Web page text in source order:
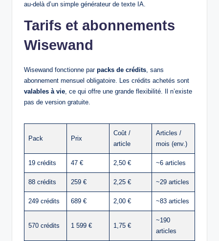
au-delà d’un simple générateur de texte IA.
Tarifs et abonnements
Wisewand
Wisewand fonctionne par packs de crédits, sans
abonnement mensuel obligatoire. Les crédits achetés sont
valables à vie, ce qui offre une grande flexibilité. Il n’existe
pas de version gratuite.
Pack Prix
Coût /
article
Articles /
mois (env.)
19 crédits 47 € 2,50 € ~6 articles
88 crédits 259 € 2,25 € ~29 articles
249 crédits 689 € 2,00 € ~83 articles
570 crédits 1 599 € 1,75 €
~190
articles